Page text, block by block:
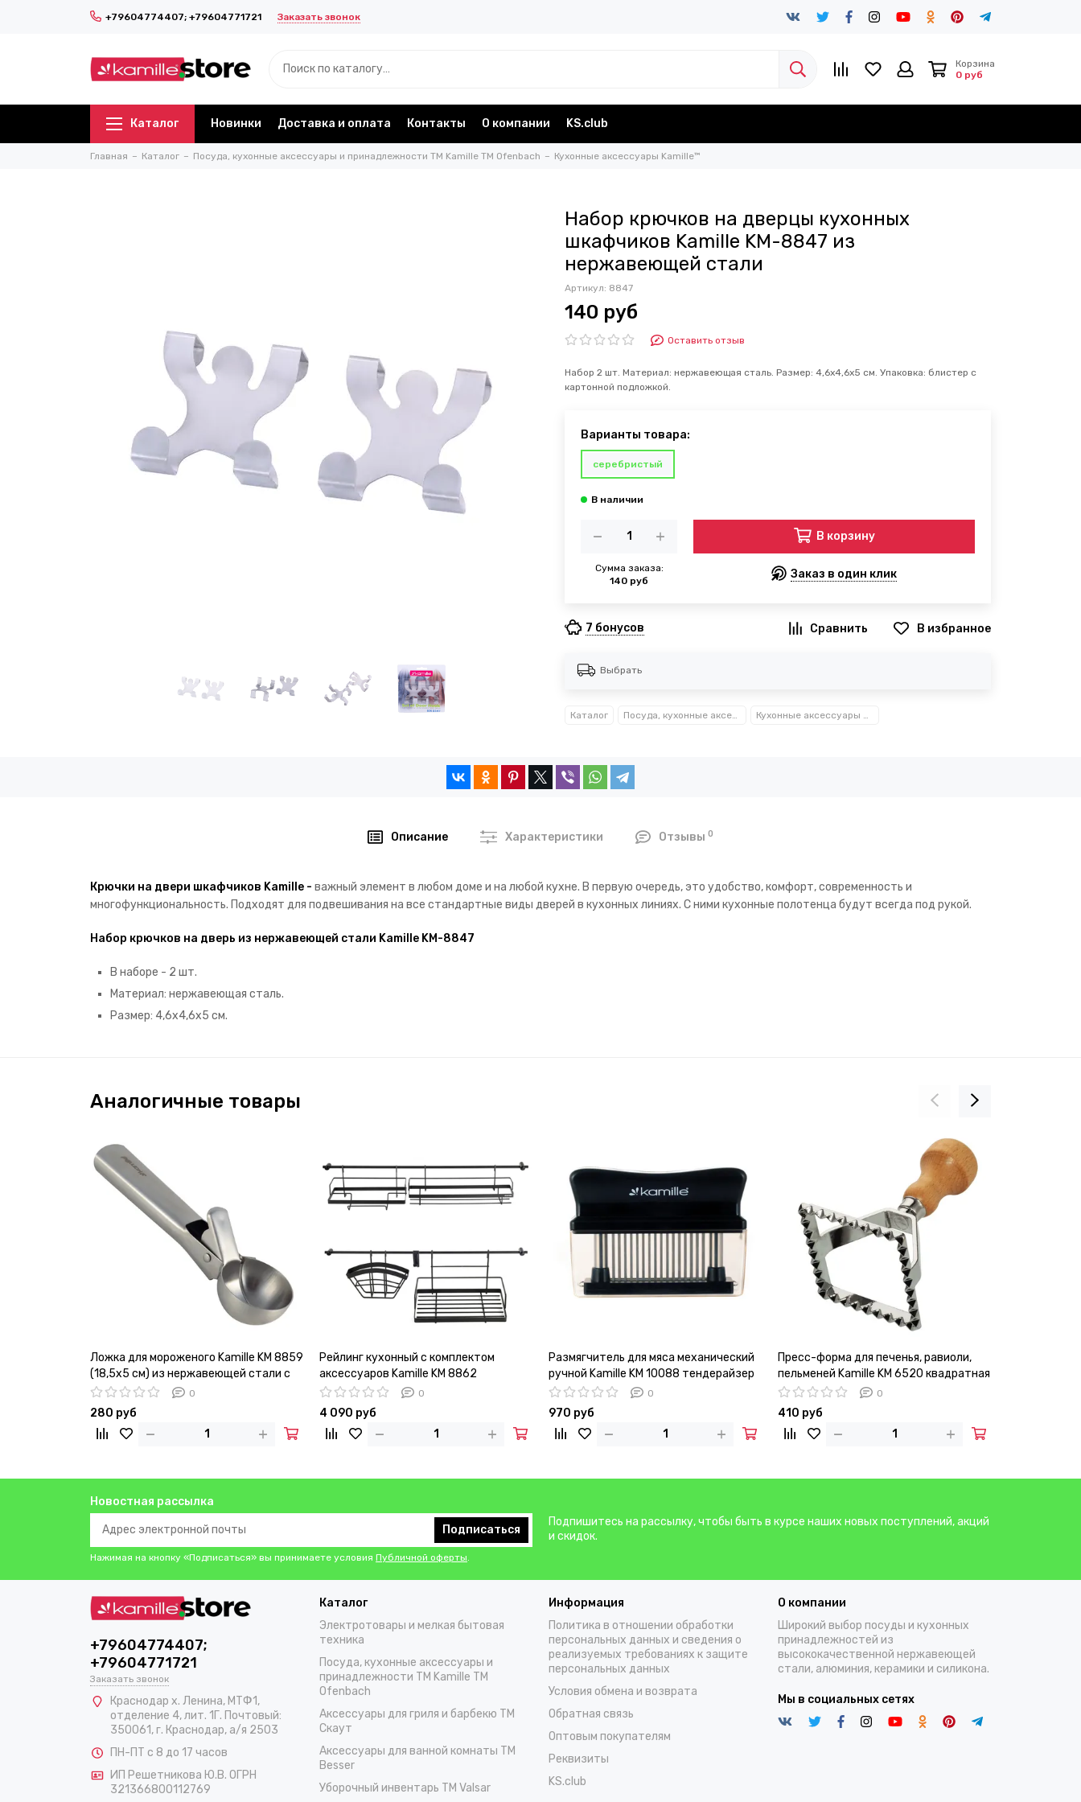
+79604774407; +79604771721 Заказать звонок
Корзина
0 руб
Каталог Новинки Доставка и оплата Контакты О компании KS.club
Главная Каталог Посуда, кухонные аксессуары и принадлежности TM Kamille TM Ofenbach Кухонные аксессуары Kamille™
Набор крючков на дверцы кухонных
шкафчиков Kamille KM-8847 из
нержавеющей стали
Артикул: 8847
140 руб
Оставить отзыв
Набор 2 шт. Материал: нержавеющая сталь. Размер: 4,6х4,6х5 см. Упаковка: блистер с
картонной подложкой.
Варианты товара:
серебристый
Сумма заказа:
140 руб
В корзину
Заказ в один клик
7 бонусов В избранное
Выбрать
Каталог Посуда, кухонные аксессуары и принадлежности TM Kamille TM Ofenbach Кухонные аксессуары Kamille™
Описание Характеристики Отзывы 0
Крючки на двери шкафчиков Kamille - важный элемент в любом доме и на любой кухне. В первую очередь, это удобство, комфорт, современность и
многофункциональность. Подходят для подвешивания на все стандартные виды дверей в кухонных линиях. С ними кухонные полотенца будут всегда под рукой.
Набор крючков на дверь из нержавеющей стали Kamille KM-8847
В наборе - 2 шт.
Материал: нержавеющая сталь.
Размер: 4,6х4,6х5 см.
Аналогичные товары
Ложка для мороженого Kamille KM 8859
(18,5х5 см) из нержавеющей стали с
выталкивателем 0
280 руб
Рейлинг кухонный с комплектом
аксессуаров Kamille KM 8862
0
4 090 руб
Размягчитель для мяса механический
ручной Kamille KM 10088 тендерайзер
0
970 руб
Пресс-форма для печенья, равиоли,
пельменей Kamille KM 6520 квадратная
0
410 руб
Новостная рассылка
Подписаться
Нажимая на кнопку «Подписаться» вы принимаете условия Публичной оферты
Подпишитесь на рассылку, чтобы быть в курсе наших новых поступлений, акций
и скидок.
+79604774407;
+79604771721
Заказать звонок
Краснодар х. Ленина, МТФ1,
отделение 4, лит. 1Г. Почтовый:
350061, г. Краснодар, а/я 2503
ПН-ПТ с 8 до 17 часов
ИП Решетникова Ю.В. ОГРН
321366800112769
Каталог
Электротовары и мелкая бытовая
техника
Посуда, кухонные аксессуары и
принадлежности TM Kamille TM
Ofenbach
Аксессуары для гриля и барбекю TM
Скаут
Аксессуары для ванной комнаты TM
Besser
Уборочный инвентарь TM Valsar
Информация
Политика в отношении обработки
персональных данных и сведения о
реализуемых требованиях к защите
персональных данных
Условия обмена и возврата
Обратная связь
Оптовым покупателям
Реквизиты
KS.club
О компании
Широкий выбор посуды и кухонных
принадлежностей из
высококачественной нержавеющей
стали, алюминия, керамики и силикона.
Мы в социальных сетях